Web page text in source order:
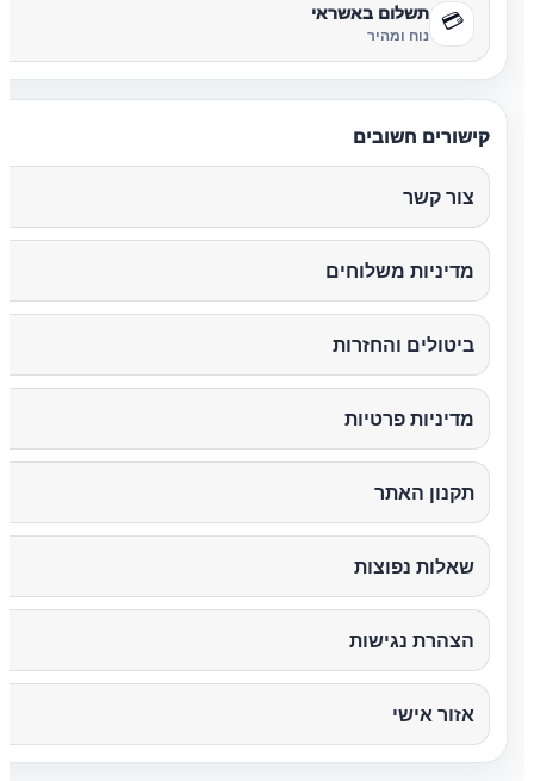
💳 תשלום באשראי
נוח ומהיר
קישורים חשובים
צור קשר
מדיניות משלוחים
ביטולים והחזרות
מדיניות פרטיות
תקנון האתר
שאלות נפוצות
הצהרת נגישות
אזור אישי